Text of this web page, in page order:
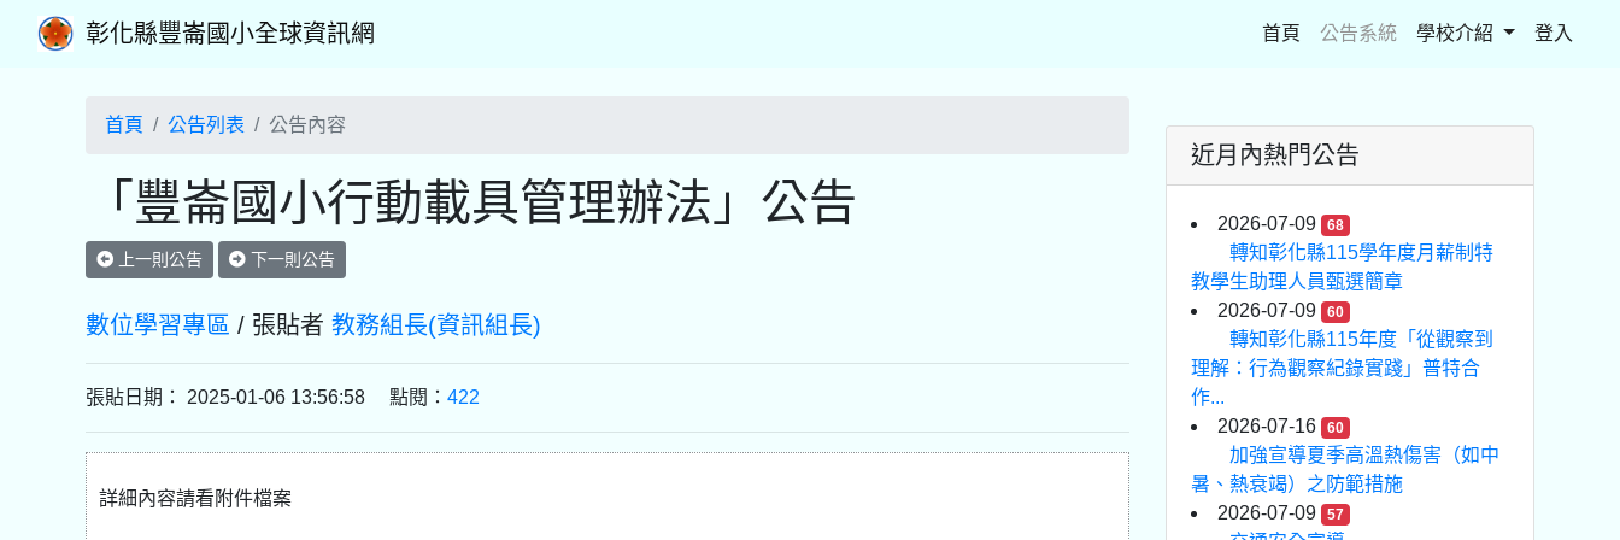
彰化縣豐崙國小全球資訊網 首頁 (current)
公告系統 學校介紹 登入
首頁 公告列表 公告內容
「豐崙國小行動載具管理辦法」公告
上一則公告 下一則公告
數位學習專區 / 張貼者 教務組長(資訊組長)
張貼日期： 2025-01-06 13:56:58 點閱： 422
詳細內容請看附件檔案
近月內熱門公告
2026-07-09 68
轉知彰化縣115學年度月薪制特
教學生助理人員甄選簡章
2026-07-09
60
轉知彰化縣115年度「從觀察到
理解：行為觀察紀錄實踐」普特合
作...
2026-07-16
60
加強宣導夏季高溫熱傷害（如中
暑、熱衰竭）之防範措施
2026-07-09
57